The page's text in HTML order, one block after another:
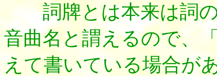
詞牌とは本来は詞の
音曲名と謂えるので、
えて書いている場合が